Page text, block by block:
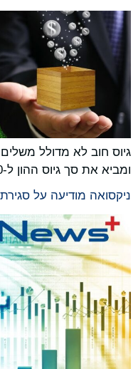
גיוס חוב לא מדולל
ומביא את סך גיוס ההון ל-110 מיליון דולר.
ניקסואה מודיעה על